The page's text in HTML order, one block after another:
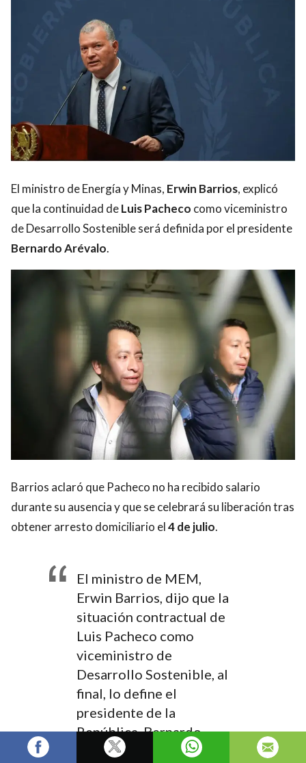
El ministro de Energía y Minas, Erwin Barrios, explicó
que la continuidad deLuis Pacheco como viceministro
de Desarrollo Sostenible será definida por el presidente
Bernardo Arévalo.
Barrios aclaró que Pacheco no ha recibido salario
durante su ausencia y que se celebrará su liberación tras
obtener arresto domiciliario el4 de julio.
El ministro de MEM,
Erwin Barrios, dijo que la
situación contractual de
Luis Pacheco como
viceministro de
Desarrollo Sostenible, al
final, lo define el
presidente de la
República, Bernardo
Arévalo. (Video: Wilder